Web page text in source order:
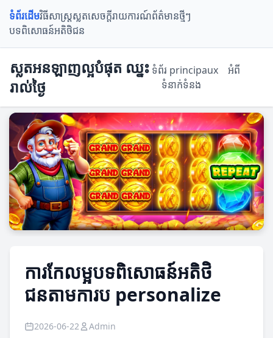
ទំព័រដើមវិធីសាស្ត្រស្លតសេចក្តីរាយការណ៍ព័ត៌មានថ្មីៗ
បទពិសោធន៍អតិថិជន
ស្លតអនឡាញល្អបំផុត ឈ្នះ
រាល់ថ្ងៃ
ទំព័រ principaux
អំពី
ទំនាក់ទំនង
ការកែលម្អបទពិសោធន៍អតិថិ
ជនតាមការប personalize
2026-06-22 Admin